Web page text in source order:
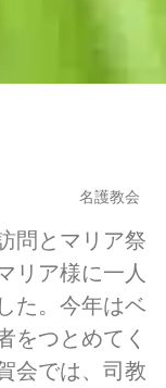
名護教会
問とマリア祭
リア様に一人
た。今年はベ
をつとめてく
会では、司教